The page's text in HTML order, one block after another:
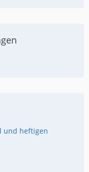
und heftigen